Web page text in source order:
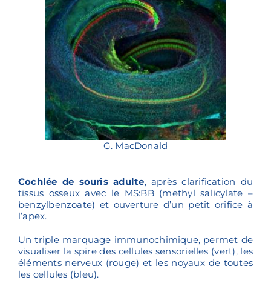
G. MacDonald
Cochlée de souris adulte, après clarification du
tissus osseux avec le MS:BB (methyl salicylate –
benzylbenzoate) et ouverture d’un petit orifice à
l’apex.
Un triple marquage immunochimique, permet de
visualiser la spire des cellules sensorielles (vert), les
éléments nerveux (rouge) et les noyaux de toutes
les cellules (bleu).